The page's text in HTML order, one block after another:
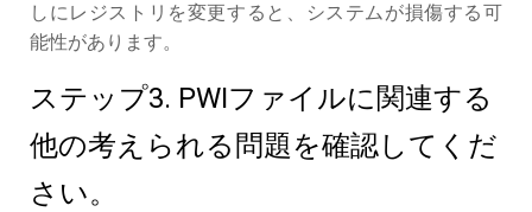
しにレジストリを変更すると、システムが損傷する可
能性があります。
ステップ3. PWIファイルに関連する
他の考えられる問題を確認してくだ
さい。